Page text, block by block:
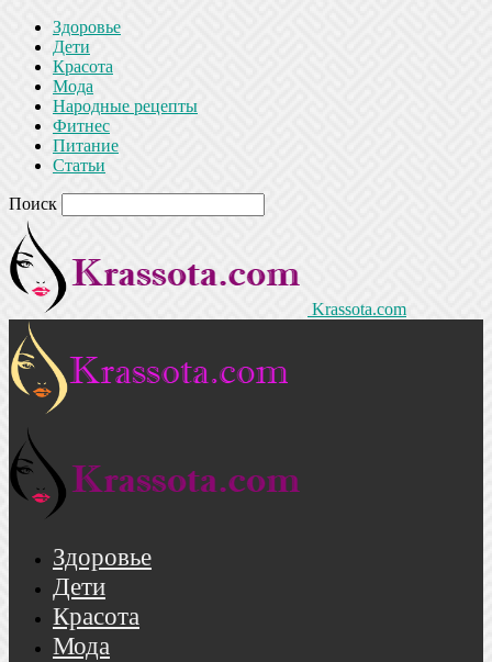
Здоровье
Дети
Красота
Мода
Народные рецепты
Фитнес
Питание
Статьи
Поиск
Krassota.com
Здоровье
Дети
Красота
Мода